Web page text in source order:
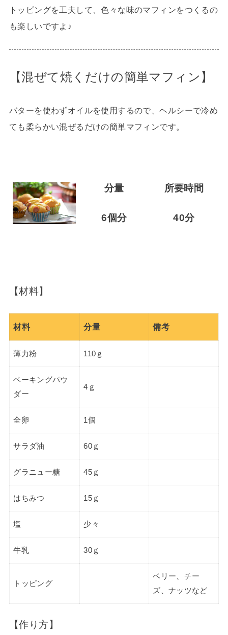
トッピングを工夫して、色々な味のマフィンをつくるの
も楽しいですよ♪
【混ぜて焼くだけの簡単マフィン】
バターを使わずオイルを使用するので、ヘルシーで冷め
ても柔らかい混ぜるだけの簡単マフィンです。
分量
6個分
所要時間
40分
【材料】
材料 分量 備考
薄力粉 110ｇ
ベーキングパウ
ダー
4ｇ
全卵 1個
サラダ油 60ｇ
グラニュー糖 45ｇ
はちみつ 15ｇ
塩 少々
牛乳 30ｇ
トッピング
ベリー、チー
ズ、ナッツなど
【作り方】